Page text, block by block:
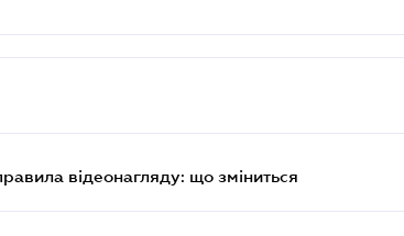
відеонагляду: що зміниться